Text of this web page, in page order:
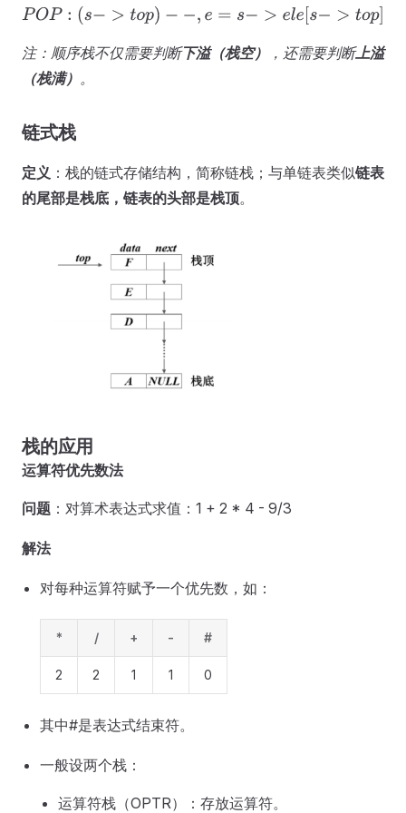
POP:(s −>to p)−−,e= s− >ele [s −>top]
注：顺序栈不仅需要判断下溢（栈空） ，还需要判断上溢
（栈满） 。
链式栈
定义 ：栈的链式存储结构，简称链栈；与单链表类似链表
的尾部是栈底，链表的头部是栈顶。
栈的应用
运算符优先数法
问题 ：对算术表达式求值：1 + 2 * 4 - 9/3
解法
对每种运算符赋予一个优先数，如：
* / + - #
2 2 1 1 0
其中#是表达式结束符。
一般设两个栈：
运算符栈（OPTR）：存放运算符。